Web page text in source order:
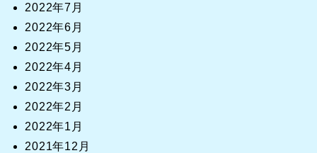
2022年7月
2022年6月
2022年5月
2022年4月
2022年3月
2022年2月
2022年1月
2021年12月